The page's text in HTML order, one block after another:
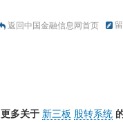
返回中国金融信息网首页
更多关于 新三板 股转系统